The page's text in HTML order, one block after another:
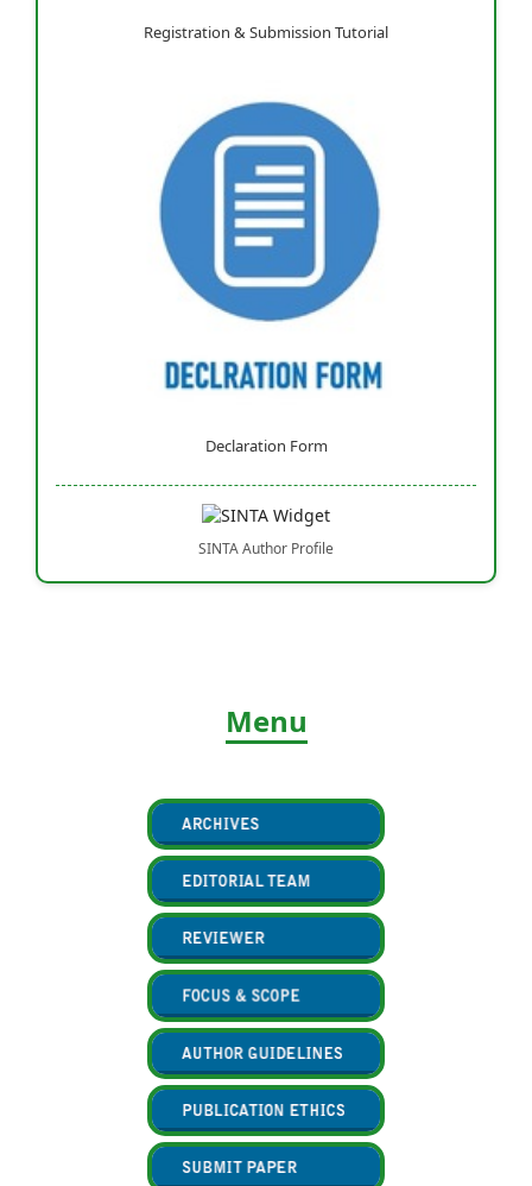
Registration & Submission Tutorial
Declaration Form
SINTA Author Profile
Menu